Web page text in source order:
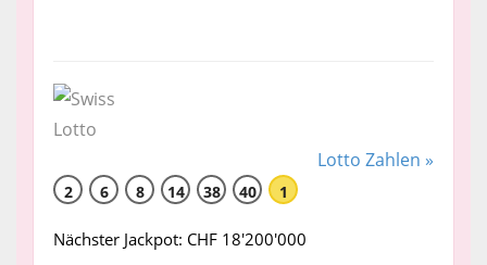
Lotto Zahlen »
2 6 8 14 38 40 1
Nächster Jackpot: CHF 18'200'000